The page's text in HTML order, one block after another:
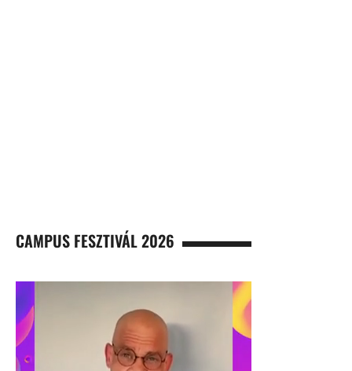
CAMPUS FESZTIVÁL 2026